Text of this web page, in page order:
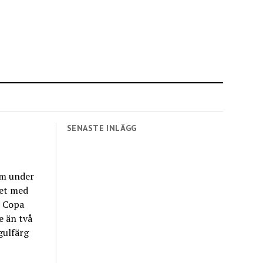
under
med
än två
SENASTE INLÄGG